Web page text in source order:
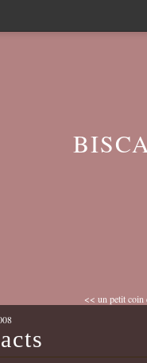
<< un petit coin